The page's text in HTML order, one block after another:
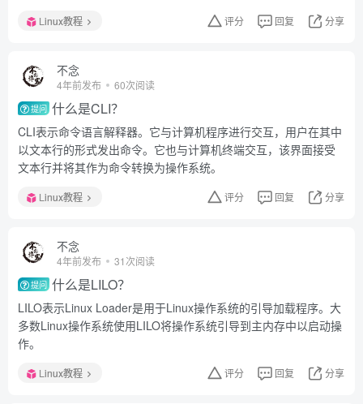
Linux教程 评分 回复 分享
不念
4年前发布 60次阅读
提问 什么是CLI？
CLI表示命令语言解释器。它与计算机程序进行交互，用户在其中
以文本行的形式发出命令。它也与计算机终端交互，该界面接受
文本行并将其作为命令转换为操作系统。
Linux教程 评分 回复 分享
不念
4年前发布 31次阅读
提问 什么是LILO？
LILO表示Linux Loader是用于Linux操作系统的引导加载程序。大
多数Linux操作系统使用LILO将操作系统引导到主内存中以启动操
作。
Linux教程 评分 回复 分享